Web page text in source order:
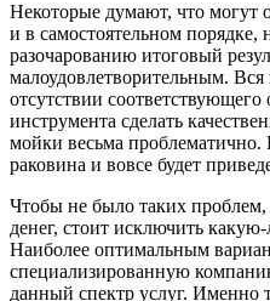
Некоторые думают, что могут
и в самостоятельном
разочарованию итоговый
малоудовлетворительным.
отсутствии
инструмента сделать
мойки весьма
раковина и вовсе будет
Чтобы не было таких
денег, стоит исключить
Наиболее оптимальным
специализированную
данный спектр услуг. Именно